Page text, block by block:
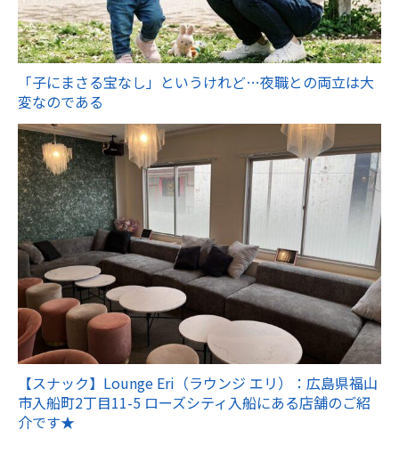
「子にまさる宝なし」というけれど…夜職との両立は大
変なのである
【スナック】Lounge Eri（ラウンジ エリ）：広島県福山
市入船町2丁目11-5 ローズシティ入船にある店舗のご紹
介です★